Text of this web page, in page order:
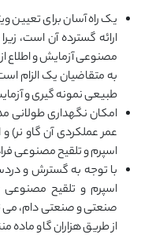
یک راه آسان برای تعیین
ارائه گسترده آن است،
مصنوعی آزمایش و اطلاع
به متقاضیان یک الزام
طبیعی نمونه گیری و
امکان نگهداری طولانی
عمر عملکردی آن گاو نر)
اسپرم و تلقیح مصنوعی
با توجه به گسترش و
اسپرم و تلقیح
صنعتی و صنعتی دام، می
از طریق هزاران گاو